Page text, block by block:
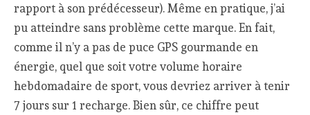
rapport à son prédécesseur). Même en pratique, j’ai
pu atteindre sans problème cette marque. En fait,
comme il n’y a pas de puce GPS gourmande en
énergie, quel que soit votre volume horaire
hebdomadaire de sport, vous devriez arriver à tenir
7 jours sur 1 recharge. Bien sûr, ce chiffre peut